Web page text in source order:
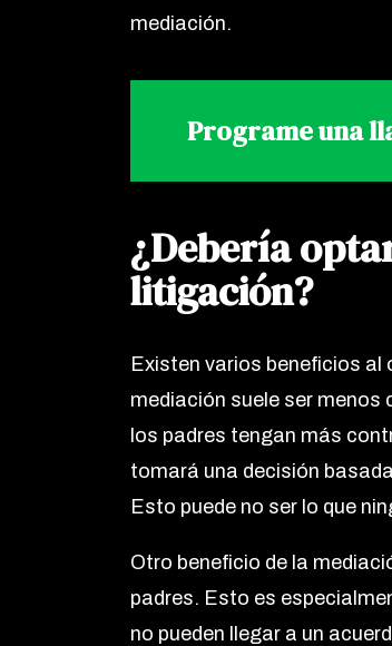
mediación.
Programe una
¿Debería
litigación?
Existen varios beneficios al
mediación suele ser
los padres tengan más
tomará una decisión
Esto puede no ser lo que
Otro beneficio de la
padres. Esto es
no pueden llegar a un